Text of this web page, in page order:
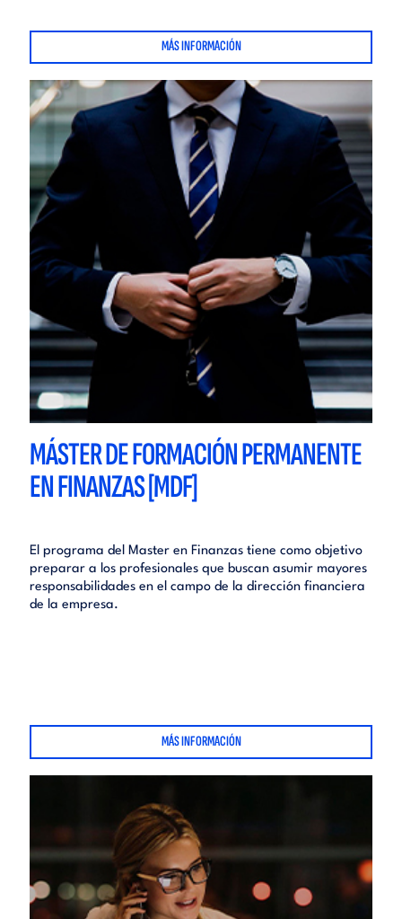
MÁS INFORMACIÓN
MÁSTER DE FORMACIÓN PERMANENTE
EN FINANZAS [MDF]
El programa del Master en Finanzas tiene como objetivo
preparar a los profesionales que buscan asumir mayores
responsabilidades en el campo de la dirección financiera
de la empresa.
MÁS INFORMACIÓN